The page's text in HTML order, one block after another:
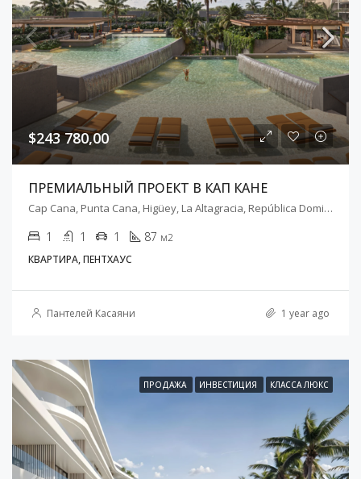
$243 780,00
ПРЕМИАЛЬНЫЙ ПРОЕКТ В КАП КАНЕ
Cap Cana, Punta Cana, Higüey, La Altagracia, República Dominicana
1 1 1 87 м2
КВАРТИРА, ПЕНТХАУС
Пантелей Касаяни 1 year ago
ПРОДАЖА ИНВЕСТИЦИЯ КЛАССА ЛЮКС